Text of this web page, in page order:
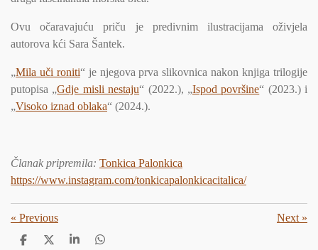
Ovu očaravajuću priču je predivnim ilustracijama oživjela
autorova kći Sara Šantek.
„Mila uči roniti“ je njegova prva slikovnica nakon knjiga trilogije
putopisa „Gdje misli nestaju“ (2022.), „Ispod površine“ (2023.) i
„Visoko iznad oblaka“ (2024.).
Članak pripremila: Tonkica Palonkica
https://www.instagram.com/tonkicapalonkicacitalica/
« Previous Next »
S
S
S
S